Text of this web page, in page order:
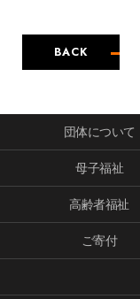
BACK
団体について
母子福祉
高齢者福祉
ご寄付